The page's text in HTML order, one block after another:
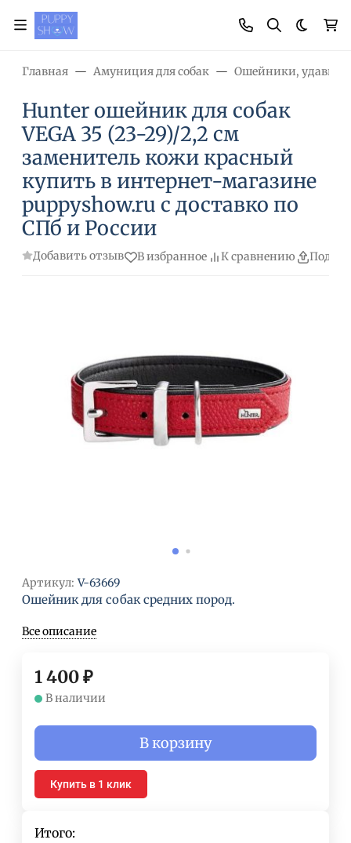
Главная Амуниция для собак Ошейники, удавки
Hunter ошейник для собак
VEGA 35 (23-29)/2,2 см
заменитель кожи красный
купить в интернет-магазине
puppyshow.ru с доставко по
СПб и России
Добавить отзыв В избранное К сравнению
Артикул: V-63669
Ошейник для собак средних пород.
Все описание
1 400₽
В наличии
В корзину
Купить в 1 клик
Итого: